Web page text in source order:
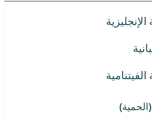
الإنجليزية
الفيتنامية